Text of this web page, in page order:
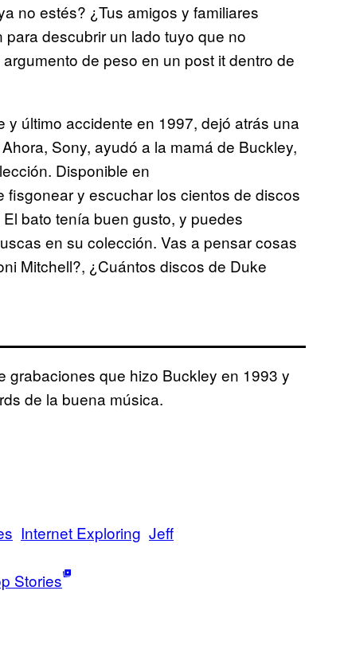
no estés? ¿Tus amigos y familiares
descubrir un lado tuyo que no
de peso en un post it dentro de
último accidente en 1997, dejó atrás una
Sony, ayudó a la mamá de Buckley,
Disponible en
fisgonear y escuchar los cientos de discos
bato tenía buen gusto, y puedes
en su colección. Vas a pensar cosas
Mitchell?, ¿Cuántos discos de Duke
grabaciones que hizo Buckley en 1993 y
de la buena música.
Internet Exploring Jeff
Stories